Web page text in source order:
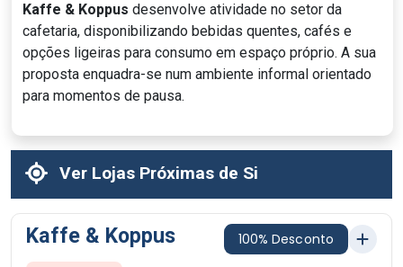
Kaffe & Koppus desenvolve atividade no setor da
cafetaria, disponibilizando bebidas quentes, cafés e
opções ligeiras para consumo em espaço próprio. A sua
proposta enquadra-se num ambiente informal orientado
para momentos de pausa.
Ver Lojas Próximas de Si
Kaffe & Koppus 100% Desconto